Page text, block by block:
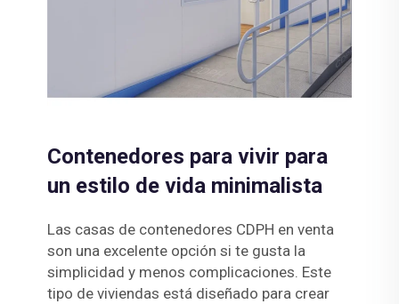
Contenedores para vivir para
un estilo de vida minimalista
Las casas de contenedores CDPH en venta
son una excelente opción si te gusta la
simplicidad y menos complicaciones. Este
tipo de viviendas está diseñado para crear